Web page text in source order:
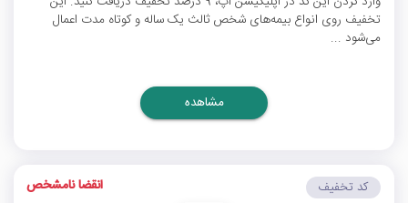
تخفیف روی انواع بیمه‌های شخص ثالث یک ساله و کوتاه مدت اعمال
می‌شود ...
مشاهده
کد تخفیف انقضا نامشخص